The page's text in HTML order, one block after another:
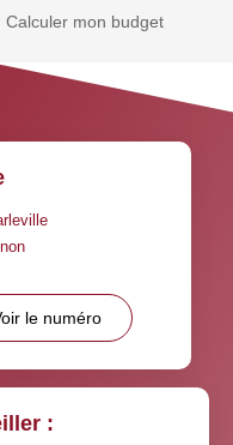
Calculer mon budget
le numéro
: